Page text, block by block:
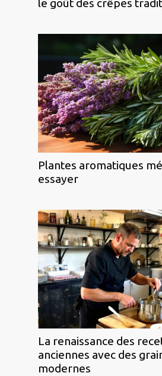
le goût des crêpes
Plantes aromatiques
essayer
La renaissance des
anciennes avec des
modernes